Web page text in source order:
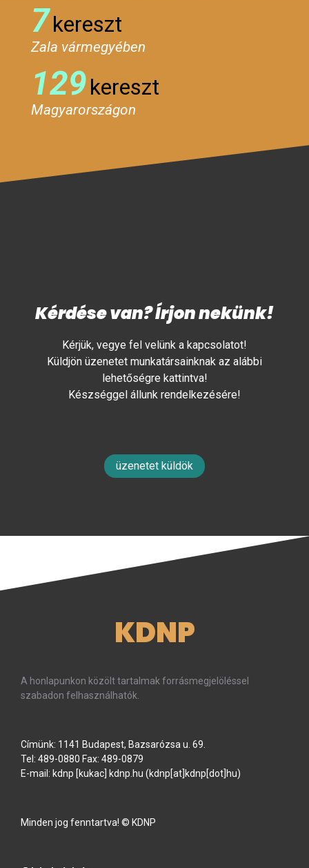
7kereszt
Zala vármegyében
129kereszt
Magyarországon
Kérdése van? Írjon nekünk!
Kérjük, vegye fel velünk a kapcsolatot!
Küldjön üzenetet munkatársainknak az alábbi
lehetőségre kattintva!
Készséggel állunk rendelkezésére!
üzenetet küldök
KDNP
A honlapunkon közölt tartalmak forrásmegjelöléssel
szabadon felhasználhatók.
Címünk: 1141 Budapest, Bazsarózsa u. 69.
Tel: 489-0880 Fax: 489-0879
E-mail: kdnp [kukac] kdnp.hu (kdnp[at]kdnp[dot]hu)
Minden jog fenntartva! © KDNP